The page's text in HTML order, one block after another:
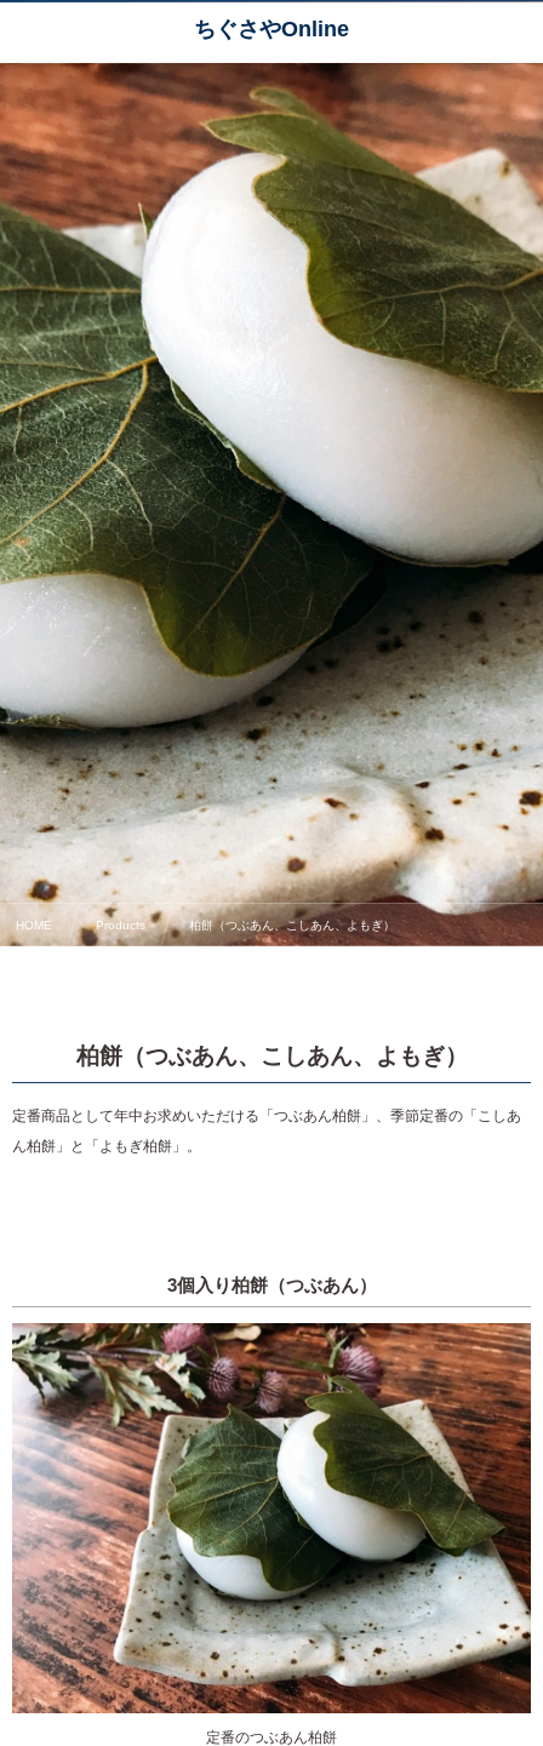
ちぐさやOnline
HOME Products 柏餅（つぶあん、こしあん、よもぎ）
柏餅（つぶあん、こしあん、よもぎ）
定番商品として年中お求めいただける「つぶあん柏餅」、季節定番の「こしあ
ん柏餅」と「よもぎ柏餅」。
3個入り柏餅（つぶあん）
定番のつぶあん柏餅